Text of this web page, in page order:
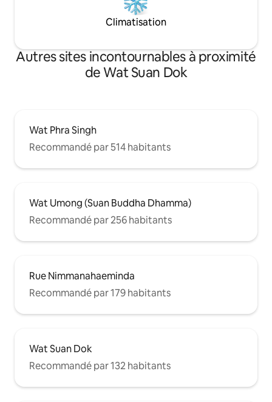
garage et d'un jardin de 480 m².Il y a une
nounou pour nettoyerClimatisation
Autres sites incontournables à proximité
de Wat Suan Dok
Wat Phra Singh
Recommandé par 514 habitants
Wat Umong (Suan Buddha Dhamma)
Recommandé par 256 habitants
Rue Nimmanahaeminda
Recommandé par 179 habitants
Wat Suan Dok
Recommandé par 132 habitants